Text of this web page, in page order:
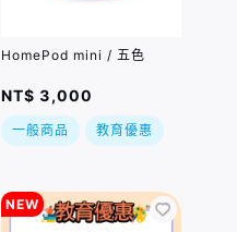
HomePod mini / 五色
NT$ 3,000
一般商品 教育優惠
NEW